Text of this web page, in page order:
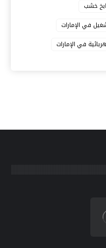
خشب
في الإمارات
في الإمارات